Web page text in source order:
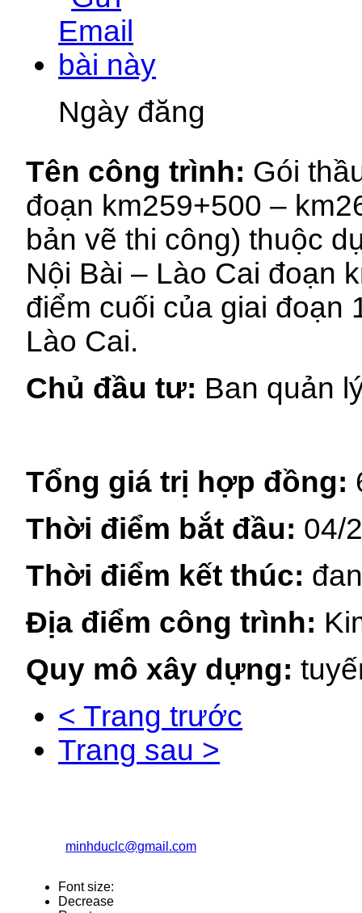
Ngày đăng
Tên công trình: Gói
đoạn km259+500 –
bản vẽ thi công) thuộc
Nội Bài – Lào Cai đoạn
điểm cuối của giai đoạn
Lào Cai.
Chủ đầu tư: Ban quản
Tổng giá trị hợp đồng:
Thời điểm bắt đầu: 04/
Thời điểm kết thúc:
Địa điểm công trình:
Quy mô xây dựng:
< Trang trước
Trang sau >
minhduclc@gmail.com
Font size:
Decrease